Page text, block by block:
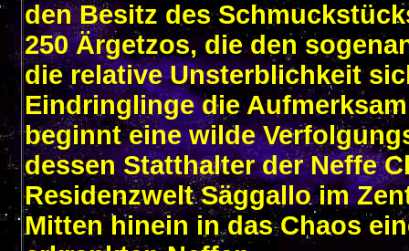
den Besitz des
250 Ärgetzos, die den
die relative Unsterblichkeit
Eindringlinge die
beginnt eine wilde
dessen Statthalter der Neffe
Residenzwelt Säggallo im
Mitten hinein in das Chaos